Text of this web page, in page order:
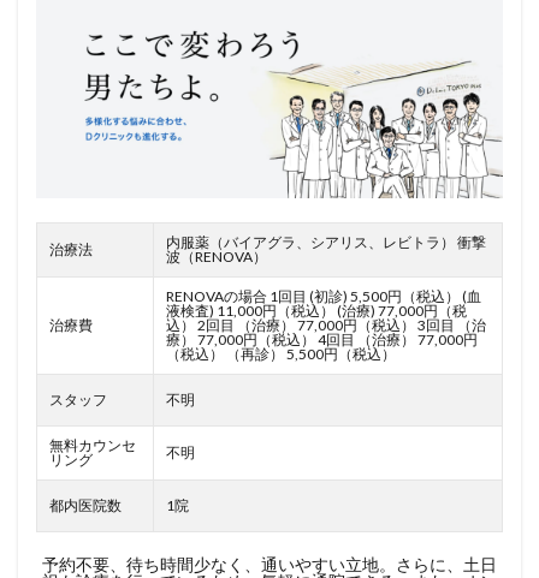
治療法
内服薬（バイアグラ、シアリス、レビトラ） 衝撃
波（RENOVA）
治療費
RENOVAの場合 1回目 (初診) 5,500円（税込） (血
液検査) 11,000円（税込） (治療) 77,000円（税
込） 2回目 （治療） 77,000円（税込） 3回目 （治
療） 77,000円（税込） 4回目 （治療） 77,000円
（税込） （再診） 5,500円（税込）
スタッフ 不明
無料カウンセ
リング
不明
都内医院数 1院
予約不要、待ち時間少なく、通いやすい立地。さらに、土日